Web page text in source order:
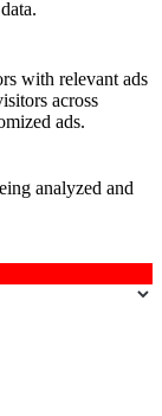
with relevant ads
across
ads.
analyzed and